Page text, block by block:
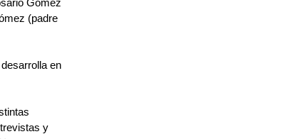
Gómez
(padre
en
y